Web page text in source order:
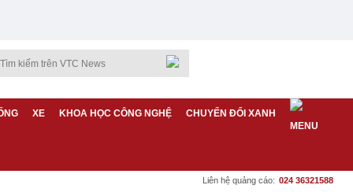
XE KHOA HỌC CÔNG NGHỆ CHUYỂN ĐỔI XANH
Liên hệ quảng cáo: 024 36321588